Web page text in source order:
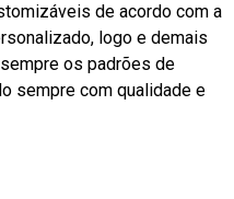
de acordo com a
logo e demais
os padrões de
sempre com qualidade e